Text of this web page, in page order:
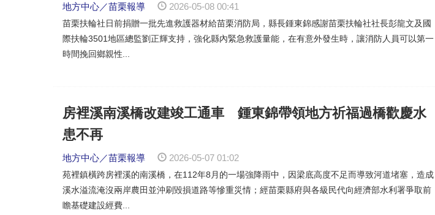
地方中心／苗栗報導 2026-05-08 00:41
苗栗扶輪社日前捐贈一批先進救護器材給苗栗消防局，縣長鍾東錦感謝苗栗扶輪社社長彭龍文及國
際扶輪3501地區總監劉正輝支持，強化縣內緊急救護量能，在有意外發生時，讓消防人員可以第一
時間挽回鄉親性...
房裡溪南溪橋改建竣工通車 鍾東錦帶領地方祈福過橋歡慶水
患不再
地方中心／苗栗報導 2026-05-07 01:02
苑裡鎮橫跨房裡溪的南溪橋，在112年8月的一場強降雨中，因梁底高度不足而導致河道堵塞，造成
溪水溢流淹沒兩岸農田並沖刷毀損道路等慘重災情；經苗栗縣府與各級民代向經濟部水利署爭取前
瞻基礎建設經費...